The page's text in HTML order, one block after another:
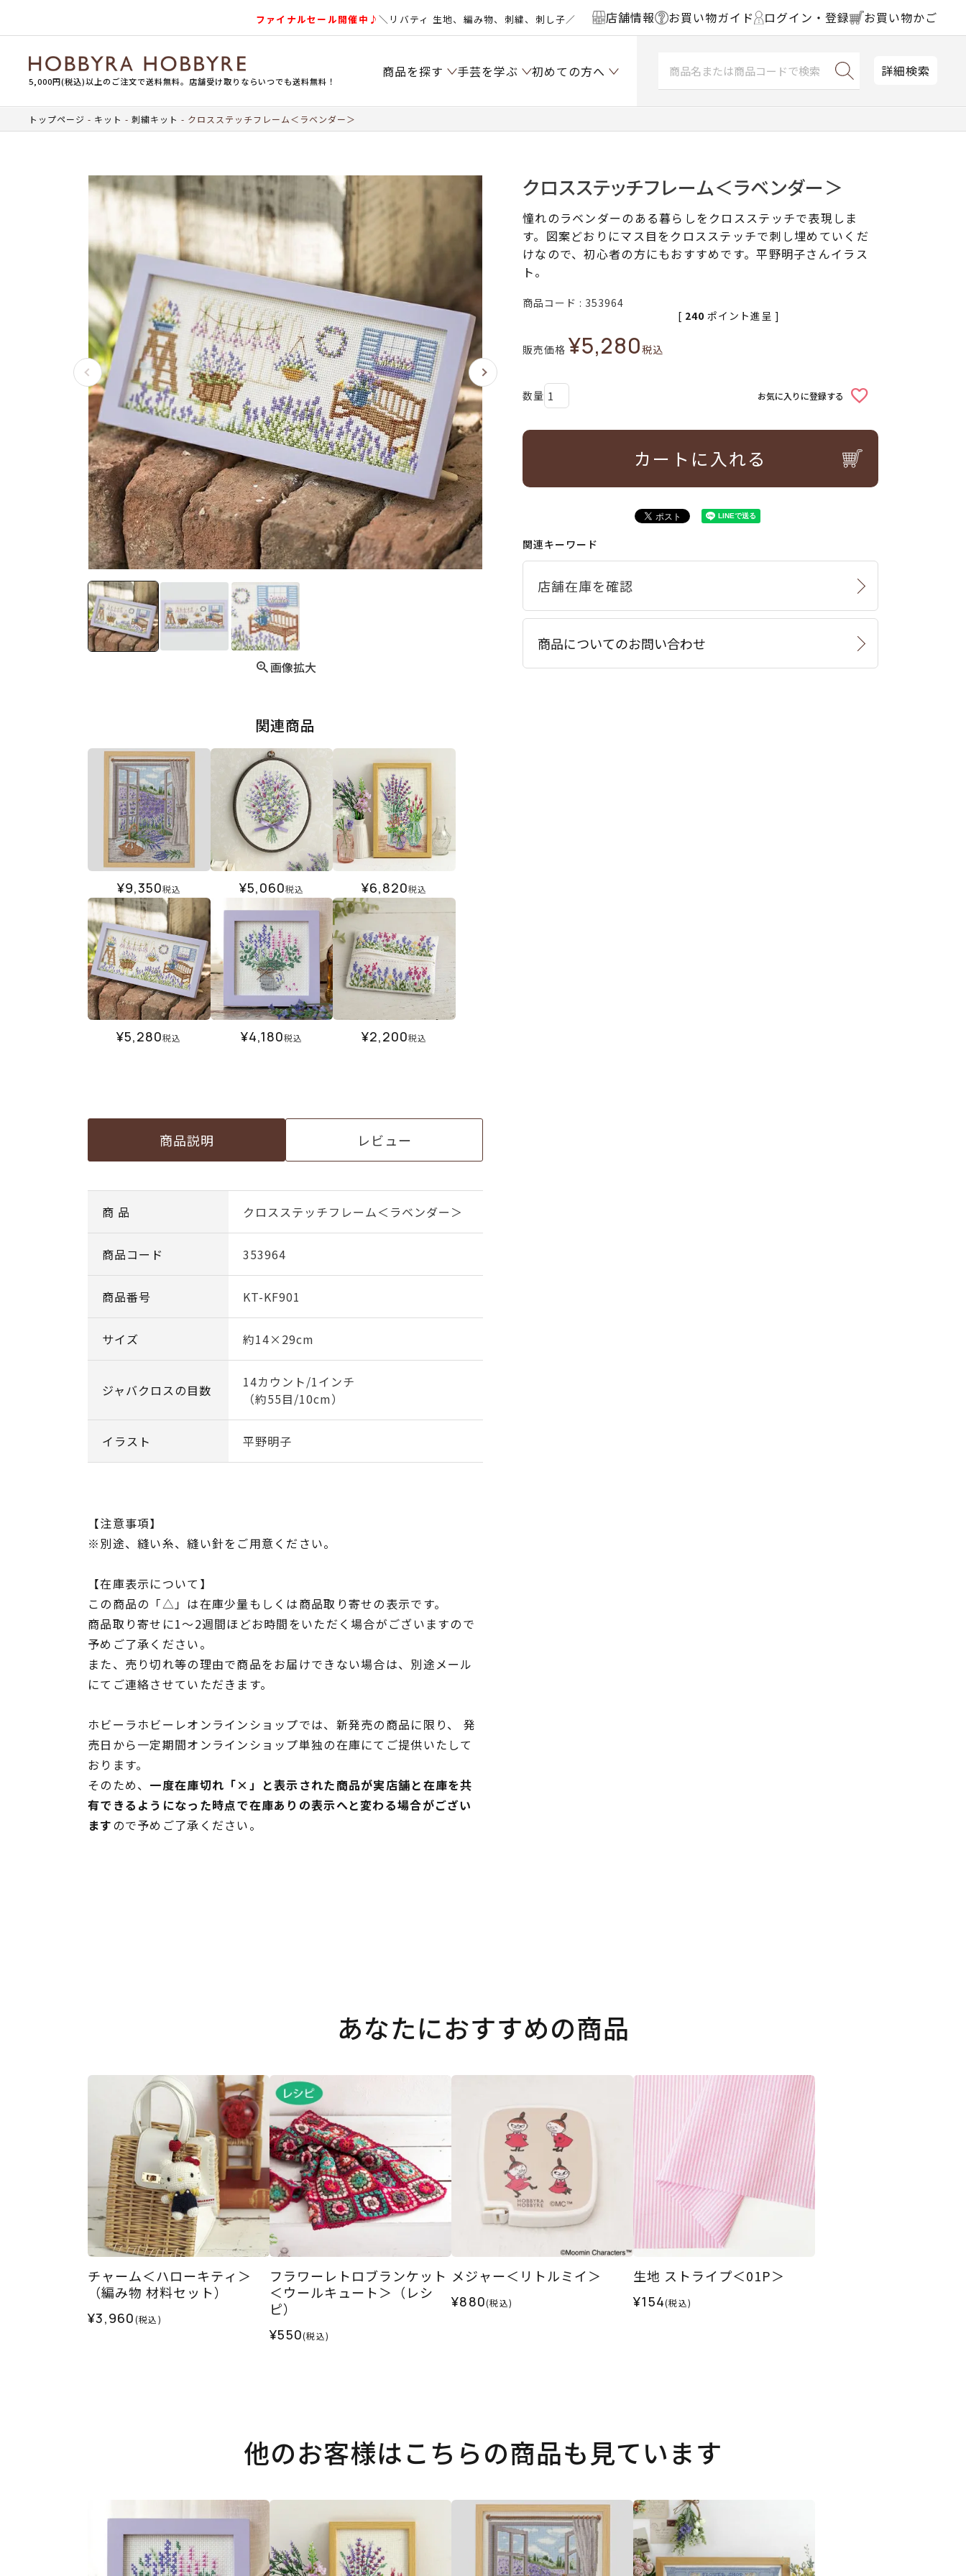
ファイナルセール開催中♪＼リバティ 生地、編み物、刺繍、刺し子／ 店舗情報 お買い物ガイド ログイン・登録 お買い物かご
5,000円(税込)以上のご注文で送料無料。店舗受け取りならいつでも送料無料！
商品を探す 手芸を学ぶ 初めての方へ 詳細検索
トップページ キット 刺繍キット クロスステッチフレーム＜ラベンダー＞
画像拡大
関連商品
¥9,350税込 ¥5,060税込 ¥6,820税込
¥5,280税込 ¥4,180税込 ¥2,200税込
商品説明 レビュー
商 品 クロスステッチフレーム＜ラベンダー＞
商品コード 353964
商品番号 KT-KF901
サイズ 約14×29cm
ジャバクロスの目数
14カウント/1インチ
（約55目/10cm）
イラスト 平野明子
【注意事項】
※別途、縫い糸、縫い針をご用意ください。
【在庫表示について】
この商品の「△」は在庫少量もしくは商品取り寄せの表示です。
商品取り寄せに1～2週間ほどお時間をいただく場合がございますので
予めご了承ください。
また、売り切れ等の理由で商品をお届けできない場合は、別途メール
にてご連絡させていただきます。
ホビーラホビーレオンラインショップでは、新発売の商品に限り、 発
売日から一定期間オンラインショップ単独の在庫にてご提供いたして
おります。
そのため、 一度在庫切れ「×」と表示された商品が実店舗と在庫を共
有できるようになった時点で在庫ありの表示へと変わる場合がござい
ますので予めご了承ください。
クロスステッチフレーム＜ラベンダー＞
憧れのラベンダーのある暮らしをクロスステッチで表現しま
す。図案どおりにマス目をクロスステッチで刺し埋めていくだ
けなので、初心者の方にもおすすめです。平野明子さんイラス
ト。
商品コード 353964
販売価格 ¥5,280税込
[ 240 ポイント進呈 ]
お気に入りに登録する
カートに入れる
関連キーワード
商品についてのお問い合わせ
あなたにおすすめの商品
チャーム＜ハローキティ＞
（編み物 材料セット）
¥3,960(税込)
フラワーレトロブランケット
＜ウールキュート＞（レシ
ピ）
¥550(税込)
メジャー＜リトルミイ＞
¥880(税込)
生地 ストライプ＜01P＞
¥154(税込)
他のお客様はこちらの商品も見ています